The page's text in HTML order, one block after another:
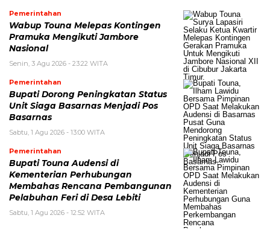
Pemerintahan
Wabup Touna Melepas Kontingen
Pramuka Mengikuti Jambore
Nasional
Senin, 3 Agu 2026 - 23:22 WITA
Pemerintahan
Bupati Dorong Peningkatan Status
Unit Siaga Basarnas Menjadi Pos
Basarnas
Sabtu, 1 Agu 2026 - 13:00 WITA
Pemerintahan
Bupati Touna Audensi di
Kementerian Perhubungan
Membahas Rencana Pembangunan
Pelabuhan Feri di Desa Lebiti
Sabtu, 1 Agu 2026 - 12:52 WITA